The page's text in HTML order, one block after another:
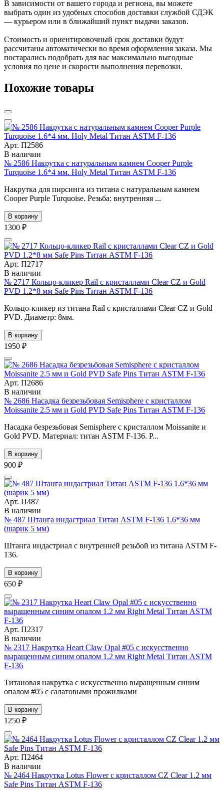
В зависимости от вашего города и региона, вы можете
выбрать один из удобных способов доставки службой СДЭК
— курьером или в ближайший пункт выдачи заказов.
Стоимость и ориентировочный срок доставки будут
рассчитаны автоматически во время оформления заказа. Мы
постарались подобрать для вас максимально выгодные
условия по цене и скорости выполнения перевозки.
Похожие товары
Арт. П2586
В наличии
№ 2586 Накрутка с натуральным камнем Cooper Purple
Turquoise 1.6*4 мм. Holy Metal Титан ASTM F-136
Накрутка для пирсинга из титана с натуральным камнем
Cooper Purple Turquoise. Резьба: внутренняя ...
В корзину
1300 ₽
Арт. П2717
В наличии
№ 2717 Кольцо-кликер Rail с кристаллами Clear CZ и Gold
PVD 1.2*8 мм Safe Pins Титан ASTM F-136
Кольцо-кликер из титана Rail с кристаллами Clear CZ и Gold
PVD. Диаметр: 8мм.
В корзину
1950 ₽
Арт. П2686
В наличии
№ 2686 Насадка безрезьбовая Semisphere с кристаллом
Moissanite 2.5 мм и Gold PVD Safe Pins Титан ASTM F-136
Насадка безрезьбовая Semisphere с кристаллом Moissanite и
Gold PVD. Материал: титан ASTM F-136. Р...
В корзину
900 ₽
Арт. П487
В наличии
№ 487 Штанга индастриал Титан ASTM F-136 1.6*36 мм
(шарик 5 мм)
Штанга индастриал с внутренней резьбой из титана ASTM F-
136.
В корзину
650 ₽
Арт. П2317
В наличии
№ 2317 Накрутка Heart Claw Opal #05 с искусственно
выращенным синим опалом 1.2 мм Right Metal Титан ASTM
F-136
Титановая накрутка с искусственно выращенным синим
опалом #05 с салатовыми прожилками
В корзину
1250 ₽
Арт. П2464
В наличии
№ 2464 Накрутка Lotus Flower с кристаллом CZ Clear 1.2 мм
Safe Pins Титан ASTM F-136